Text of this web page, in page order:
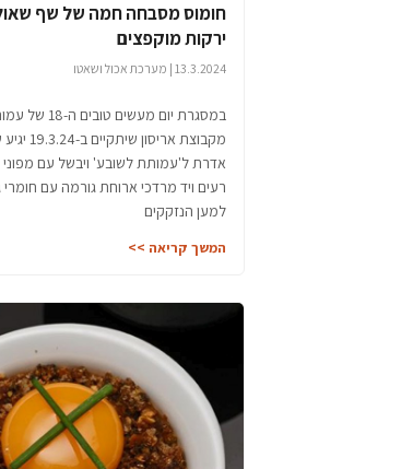
חומוס מסבחה חמה של שף
ירקות מוקפצים
13.3.2024 | מערכת אכול ושאטו
במסגרת יום
מקבוצת
אדרת ל'עמותת לשובע' ויבשל עם
רעים ויד מרדכי ארוחת גורמה עם חומרי
למען הנזקקים
המשך קריאה >>